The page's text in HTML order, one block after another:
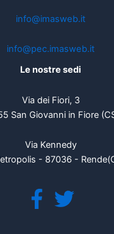
info@imasweb.it
info@pec.imasweb.it
Le nostre sedi
Via dei Fiori, 3
San Giovanni in Fiore
Via Kennedy
- 87036 -